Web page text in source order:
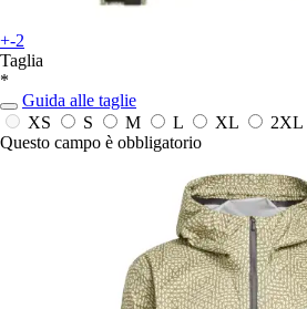
+-2
Taglia
*
Guida alle taglie
XS
S M L XL
2XL
Questo campo è obbligatorio